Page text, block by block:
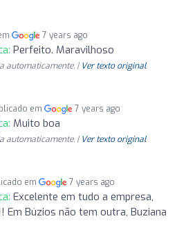
7 years ago
Perfeito. Maravilhoso
automaticamente. | Ver texto original
em 7 years ago
Muito boa
automaticamente. | Ver texto original
em 7 years ago
Excelente em tudo a empresa,
Em Búzios não tem outra, Buziana